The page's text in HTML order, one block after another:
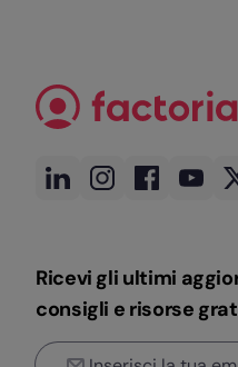
Ricevi gli ultimi
consigli e risorse